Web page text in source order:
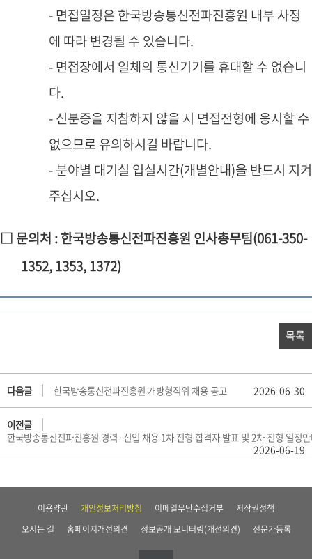
- 면접일정은 한국방송통신전파진흥원 내부 사정
에 따라 변경될 수 있습니다.
- 면접장에서 일체의 통신기기를 휴대할 수 없습니
다.
- 신분증을 지참하지 않을 시 면접전형에 응시할 수
없으므로 유의하시길 바랍니다.
- 분야별 대기실 입실시간(개별안내)을 반드시 지켜
주십시오.
□ 문의처 : 한국방송통신전파진흥원 인사총무팀(061-350-
1352, 1353, 1372)
목록
다음글 한국방송통신전파진흥원 개방형직위 채용 공고 2026-06-30
이전글
한국방송통신전파진흥원 경력·신입 채용 1차 전형 합격자 발표 및 2차 전형 일정
2026-06-19
이용약관 개인정보처리방침 이메일무단수집거부
저작권정책
오시는 길
홈페이지개선의견 정보공개 모니터링(개선의견) 전문가등록